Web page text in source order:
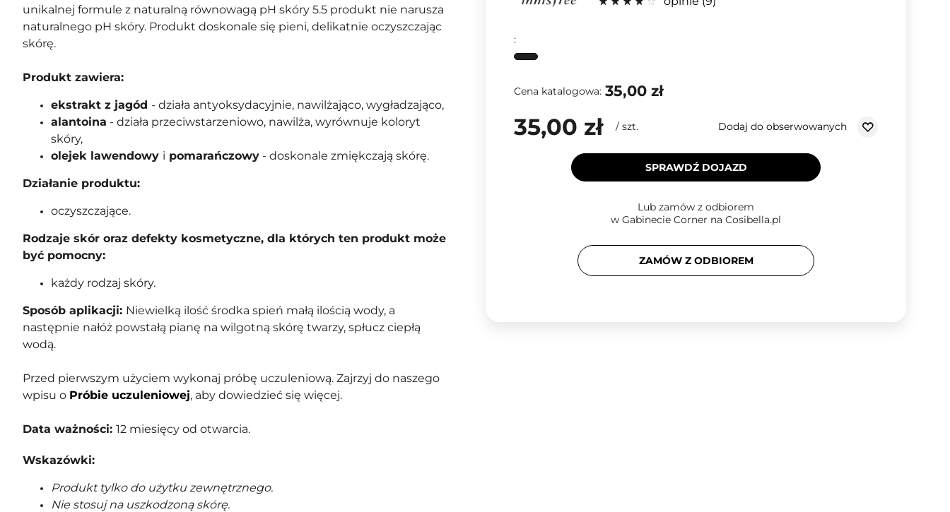
unikalnej formule z naturalną równowagą pH skóry 5.5 produkt nie narusza
naturalnego pH skóry. Produkt doskonale się pieni, delikatnie oczyszczając
skórę.
Produkt zawiera:
ekstrakt z jagód - działa antyoksydacyjnie, nawilżająco, wygładzająco,
alantoina - działa przeciwstarzeniowo, nawilża, wyrównuje koloryt
skóry,
olejek lawendowy i pomarańczowy - doskonale zmiękczają skórę.
Działanie produktu:
oczyszczające.
Rodzaje skór oraz defekty kosmetyczne, dla których ten produkt może
być pomocny:
każdy rodzaj skóry.
Sposób aplikacji: Niewielką ilość środka spień małą ilością wody, a
następnie nałóż powstałą pianę na wilgotną skórę twarzy, spłucz ciepłą
wodą.
Przed pierwszym użyciem wykonaj próbę uczuleniową. Zajrzyj do naszego
wpisu o Próbie uczuleniowej, aby dowiedzieć się więcej.
Data ważności: 12 miesięcy od otwarcia.
Wskazówki:
Produkt tylko do użytku zewnętrznego.
Nie stosuj na uszkodzoną skórę.
:
Cena katalogowa: 35,00 zł
35,00 zł / szt. Dodaj do obserwowanych
SPRAWDŹ DOJAZD
Lub zamów z odbiorem
w Gabinecie Corner na Cosibella.pl
ZAMÓW Z ODBIOREM